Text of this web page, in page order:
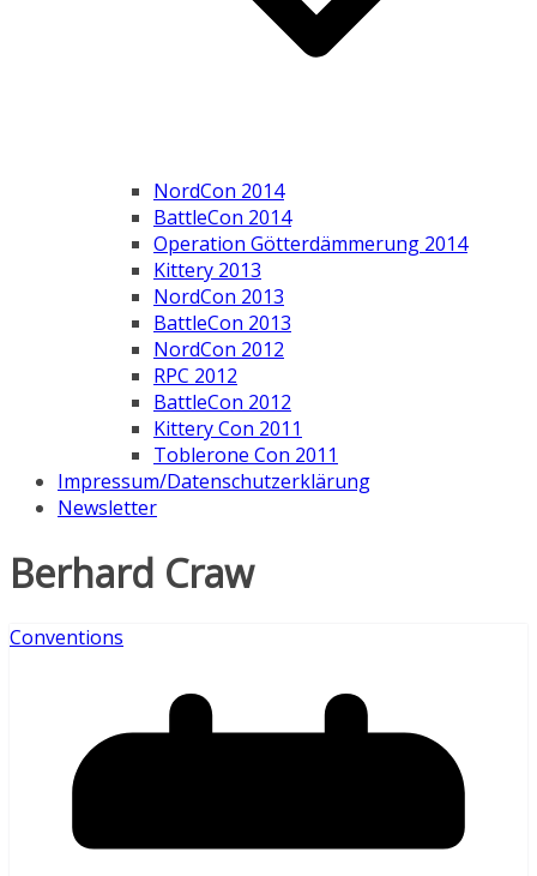
NordCon 2014
BattleCon 2014
Operation Götterdämmerung 2014
Kittery 2013
NordCon 2013
BattleCon 2013
NordCon 2012
RPC 2012
BattleCon 2012
Kittery Con 2011
Toblerone Con 2011
Impressum/Datenschutzerklärung
Newsletter
Berhard Craw
Conventions